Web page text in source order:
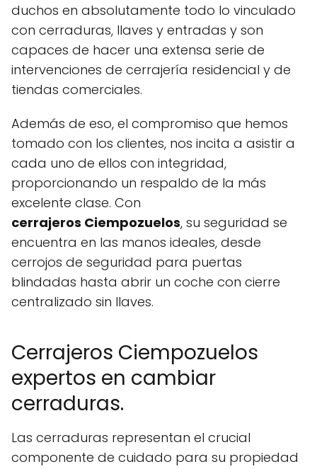
duchos en absolutamente todo lo vinculado
con cerraduras, llaves y entradas y son
capaces de hacer una extensa serie de
intervenciones de cerrajería residencial y de
tiendas comerciales.
Además de eso, el compromiso que hemos
tomado con los clientes, nos incita a asistir a
cada uno de ellos con integridad,
proporcionando un respaldo de la más
excelente clase. Con
cerrajeros Ciempozuelos, su seguridad se
encuentra en las manos ideales, desde
cerrojos de seguridad para puertas
blindadas hasta abrir un coche con cierre
centralizado sin llaves.
Cerrajeros Ciempozuelos
expertos en cambiar
cerraduras.
Las cerraduras representan el crucial
componente de cuidado para su propiedad